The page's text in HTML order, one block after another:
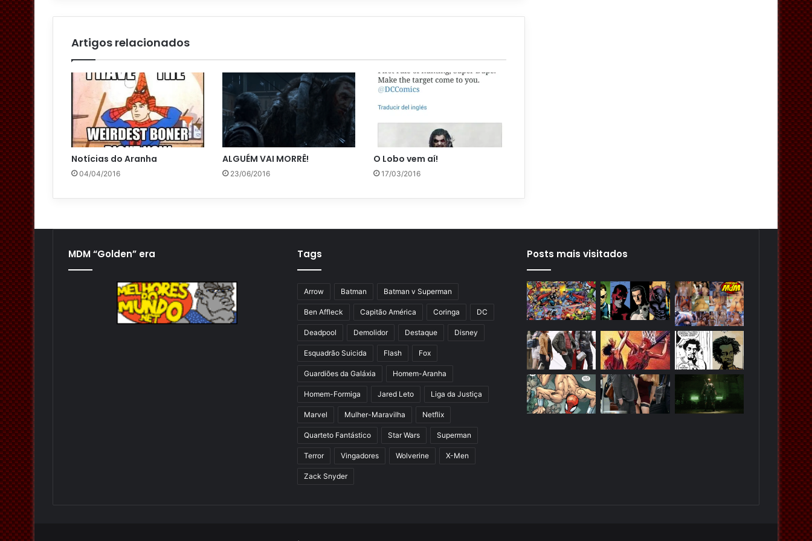
Artigos relacionados
Notícias do Aranha
04/04/2016
ALGUÉM VAI MORRÊ!
23/06/2016
O Lobo vem aí!
17/03/2016
MDM “Golden” era Tags
Arrow Batman Batman v Superman
Ben Affleck Capitão América Coringa DC
Deadpool Demolidor Destaque Disney
Esquadrão Suicida Flash Fox
Guardiões da Galáxia Homem-Aranha
Homem-Formiga Jared Leto Liga da Justiça
Marvel Mulher-Maravilha Netflix
Quarteto Fantástico Star Wars Superman
Terror Vingadores Wolverine X-Men
Zack Snyder
Posts mais visitados